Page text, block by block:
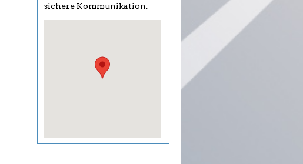
sichere Kommunikation.